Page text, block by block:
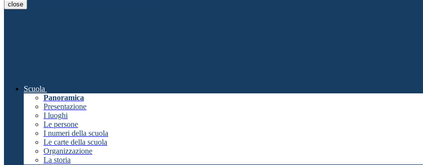
close
Scuola
Panoramica
Presentazione
I luoghi
Le persone
I numeri della scuola
Le carte della scuola
Organizzazione
La storia